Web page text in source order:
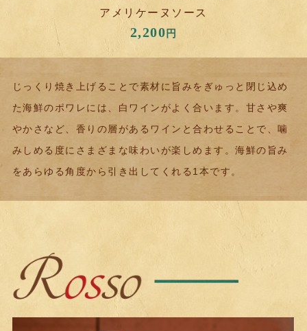
アメリケーヌソース
2,200 円
じっくり焼き上げることで素材に旨みをぎゅっと閉じ込め
た海鮮のポワレには、白ワインがよく合います。 甘さや爽
やかさなど、香りの層があるワインと合わせることで、噛
みしめる度にさまざまな味わいが楽しめます。海鮮の旨み
をあらゆる角度から引き出してくれる1本です。